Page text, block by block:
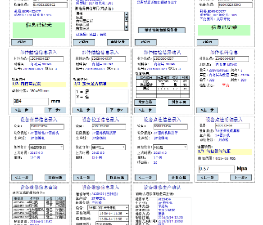
物流线调度控制软件
PLC上位机软件
WCS仓储物流上位机软件
WMS立体仓库上位机软件